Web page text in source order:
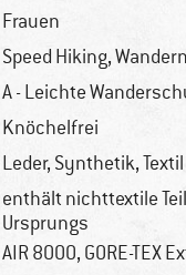
Frauen
Speed Hiking,
A - Leichte
Knöchelfrei
Leder, Synthetik, Textil
enthält nichttextile
Ursprungs
AIR 8000, GORE-TEX